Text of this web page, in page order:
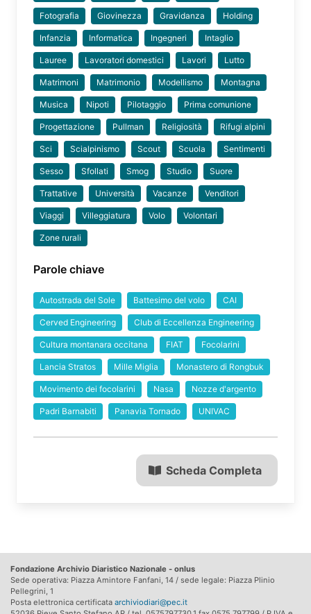
Fotografia Giovinezza Gravidanza Holding
Infanzia Informatica Ingegneri Intaglio
Lauree Lavoratori domestici Lavori Lutto
Matrimoni Matrimonio Modellismo Montagna
Musica Nipoti Pilotaggio Prima comunione
Progettazione Pullman Religiosità Rifugi alpini
Sci Scialpinismo Scout Scuola Sentimenti
Sesso Sfollati Smog Studio Suore
Trattative Università Vacanze Venditori
Viaggi Villeggiatura Volo Volontari
Zone rurali
Parole chiave
Autostrada del Sole Battesimo del volo CAI
Cerved Engineering Club di Eccellenza Engineering
Cultura montanara occitana FIAT Focolarini
Lancia Stratos Mille Miglia Monastero di Rongbuk
Movimento dei focolarini Nasa Nozze d'argento
Padri Barnabiti Panavia Tornado UNIVAC
Scheda Completa
Fondazione Archivio Diaristico Nazionale - onlus
Sede operativa: Piazza Amintore Fanfani, 14 / sede legale: Piazza Plinio
Pellegrini, 1
Posta elettronica certificata archiviodiari@pec.it